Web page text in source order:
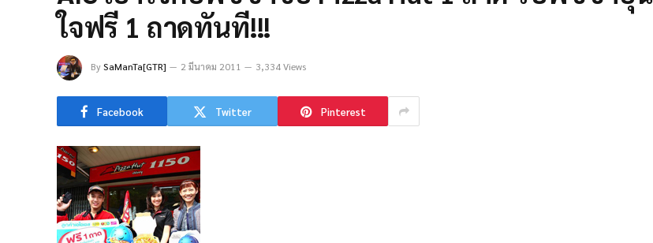
ใจฟรี 1 ถาดทันที!!!
BySaManTa[GTR] 2 มีนาคม 2011 3,334 Views
Facebook Twitter Pinterest